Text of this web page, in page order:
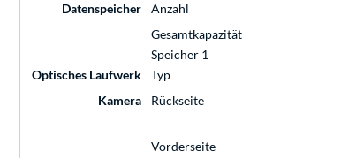
Datenspeicher
Anzahl
Gesamtkapazität
Speicher 1
Optisches Laufwerk
Typ
Kamera
Rückseite
Vorderseite